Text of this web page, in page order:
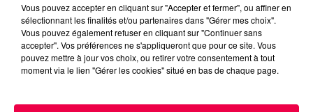
Vous pouvez accepter en cliquant sur "Accepter et fermer", ou affiner en
sélectionnant les finalités et/ou partenaires dans "Gérer mes choix".
Vous pouvez également refuser en cliquant sur "Continuer sans
accepter". Vos préférences ne s'appliqueront que pour ce site. Vous
pouvez mettre à jour vos choix, ou retirer votre consentement à tout
moment via le lien "Gérer les cookies" situé en bas de chaque page.